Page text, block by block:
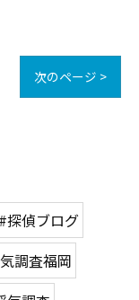
次のページ >
#探偵ブログ
調査福岡